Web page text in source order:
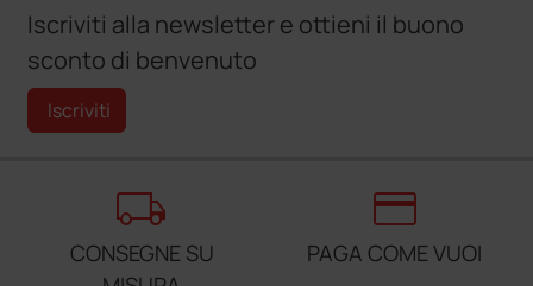
Iscriviti alla newsletter e ottieni il buono
sconto di benvenuto
Iscriviti
local_shipping
CONSEGNE SU
credit_card
PAGA COME VUOI